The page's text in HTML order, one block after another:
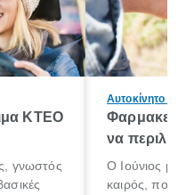
ΚΤΕΟ
γνωστός
Αυτοκίνητο -
να
Ο Ιούνιος
καιρός, που